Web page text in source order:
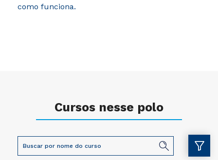
como funciona.
Cursos nesse polo